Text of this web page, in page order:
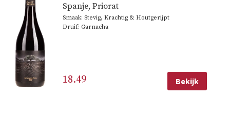
Spanje, Priorat
Smaak: Stevig, Krachtig & Houtgerijpt
Druif: Garnacha
18.49 Bekijk